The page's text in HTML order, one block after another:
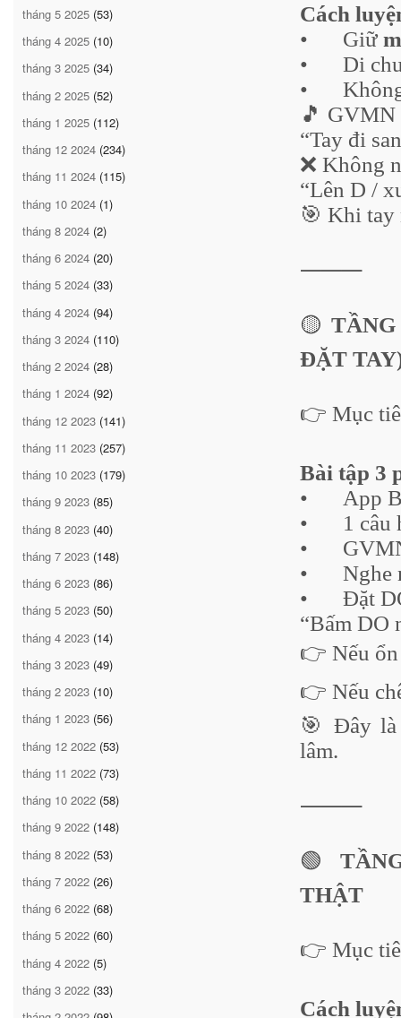
tháng 5 2025 (53)
tháng 4 2025 (10)
tháng 3 2025 (34)
tháng 2 2025 (52)
tháng 1 2025 (112)
tháng 12 2024 (234)
tháng 11 2024 (115)
tháng 10 2024 (1)
tháng 8 2024 (2)
tháng 6 2024 (20)
tháng 5 2024 (33)
tháng 4 2024 (94)
tháng 3 2024 (110)
tháng 2 2024 (28)
tháng 1 2024 (92)
tháng 12 2023 (141)
tháng 11 2023 (257)
tháng 10 2023 (179)
tháng 9 2023 (85)
tháng 8 2023 (40)
tháng 7 2023 (148)
tháng 6 2023 (86)
tháng 5 2023 (50)
tháng 4 2023 (14)
tháng 3 2023 (49)
tháng 2 2023 (10)
tháng 1 2023 (56)
tháng 12 2022 (53)
tháng 11 2022 (73)
tháng 10 2022 (58)
tháng 9 2022 (148)
tháng 8 2022 (53)
tháng 7 2022 (26)
tháng 6 2022 (68)
tháng 5 2022 (60)
tháng 4 2022 (5)
tháng 3 2022 (33)
Cách
•
Giữ
•
Di
•
🎵
“Tay đi
❌ Không
“Lên D /
🎯 Khi
⸻
🟡
ĐẶT
👉 Mục
Bài tập 3
•
App
•
1 câu
•
•
Nghe
•
Đặt
“Bấm DO
👉 Nếu
👉 Nếu
🎯 Đây
lâm.
⸻
🟢
THẬT
👉 Mục
Cách